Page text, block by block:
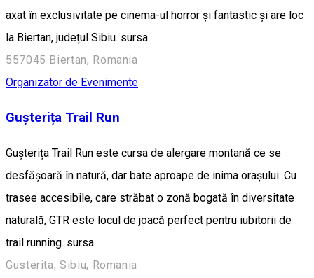
axat în exclusivitate pe cinema-ul horror și fantastic și are loc
la Biertan, județul Sibiu. sursa
557045 Biertan, Romania
Organizator de Evenimente
Gușterița Trail Run
Gușterița Trail Run este cursa de alergare montană ce se
desfășoară în natură, dar bate aproape de inima orașului. Cu
trasee accesibile, care străbat o zonă bogată în diversitate
naturală, GTR este locul de joacă perfect pentru iubitorii de
trail running. sursa
Gusterita, Sibiu, Romania